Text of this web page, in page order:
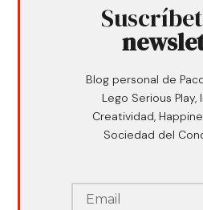
Blog personal de
Lego Serious Play,
Creatividad,
Sociedad del